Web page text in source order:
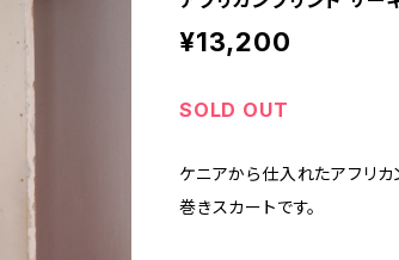
¥13,200
SOLD OUT
ケニアから仕入れたアフリカ
巻きスカートです。